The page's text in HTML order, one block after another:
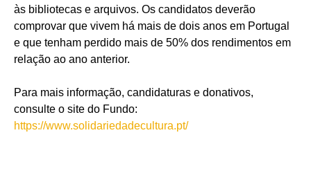
às bibliotecas e arquivos. Os candidatos deverão
comprovar que vivem há mais de dois anos em Portugal
e que tenham perdido mais de 50% dos rendimentos em
relação ao ano anterior.
Para mais informação, candidaturas e donativos,
consulte o site do Fundo:
https://www.solidariedadecultura.pt/